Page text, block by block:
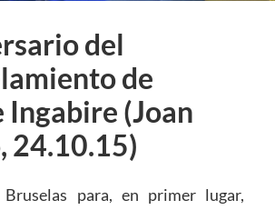
del
de
(Joan
24.10.15)
para, en primer lugar,